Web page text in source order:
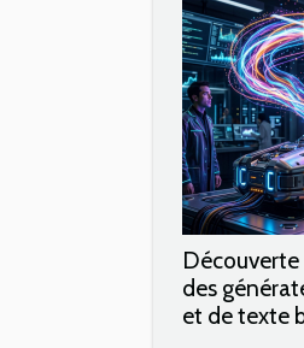
des
et de texte